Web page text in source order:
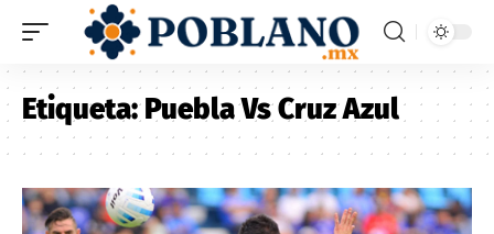
Etiqueta:Puebla Vs Cruz Azul